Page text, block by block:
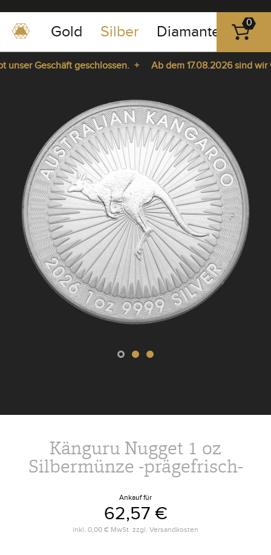
0351
-
43
Gold Silber Diamanten
0
Geschäft geschlossen. +
Ab dem 17.08.2026 sind wir
Känguru Nugget 1 oz
Silbermünze -prägefrisch-
Ankauf für
62,57 €
inkl. 0,00 € MwSt. zzgl. Versandkosten